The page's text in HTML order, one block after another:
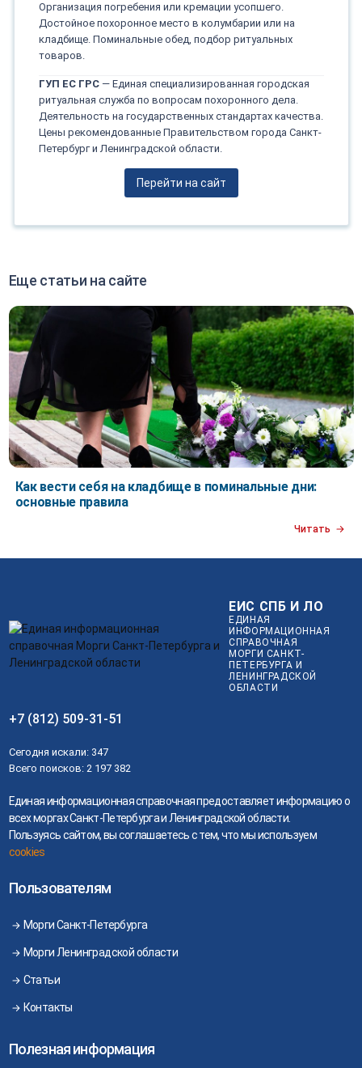
Организация погребения или кремации усопшего.
Достойное похоронное место в колумбарии или на
кладбище. Поминальные обед, подбор ритуальных
товаров.
ГУП ЕС ГРС— Единая специализированная городская
ритуальная служба по вопросам похоронного дела.
Деятельность на государственных стандартах качества.
Цены рекомендованные Правительством города Санкт-
Петербург и Ленинградской области.
Перейти на сайт
Еще статьи на сайте
Как вести себя на кладбище в поминальные дни:
основные правила
Читать
ЕИС СПБ И ЛО
ЕДИНАЯ
ИНФОРМАЦИОННАЯ
СПРАВОЧНАЯ
МОРГИ САНКТ-
ПЕТЕРБУРГА И
ЛЕНИНГРАДСКОЙ
ОБЛАСТИ
+7 (812) 509-31-51
Сегодня искали: 347
Всего поисков: 2 197 382
Единая информационная справочная предоставляет информацию о
всех моргах Санкт-Петербурга и Ленинградской области.
Пользуясь сайтом, вы соглашаетесь с тем, что мы используем
cookies
Пользователям
Морги Санкт-Петербурга
Морги Ленинградской области
Статьи
Контакты
Полезная информация